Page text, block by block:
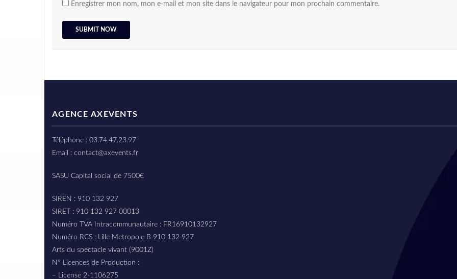
Enregistrer mon nom, mon e-mail et mon site dans le navigateur pour mon prochain commentaire.
AGENCE AXEVENTS
Téléphone : 03.74.47.23.97
Email : contact@axevents.fr
SASU Capital social de 7500€
SIREN : 910 132 927
SIRET : 910 132 927 00013
Numéro TVA Intracommunautaire : FR16910132927
Numéro RCS : Lille Metropole B 910 132 927
Arts du spectacle vivant (9001Z)
N° Licences de Production :
– License 2-1106275